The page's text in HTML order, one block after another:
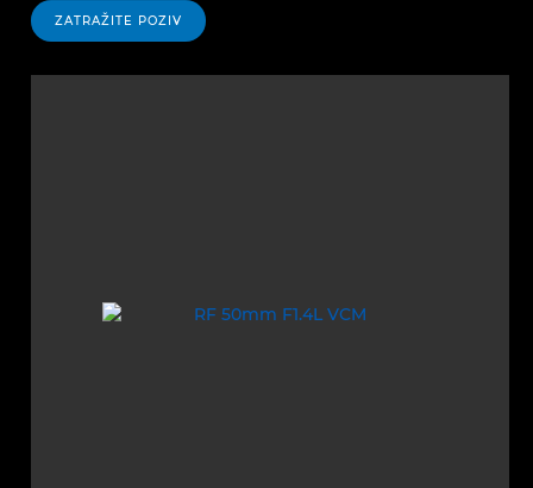
ZATRAŽITE POZIV